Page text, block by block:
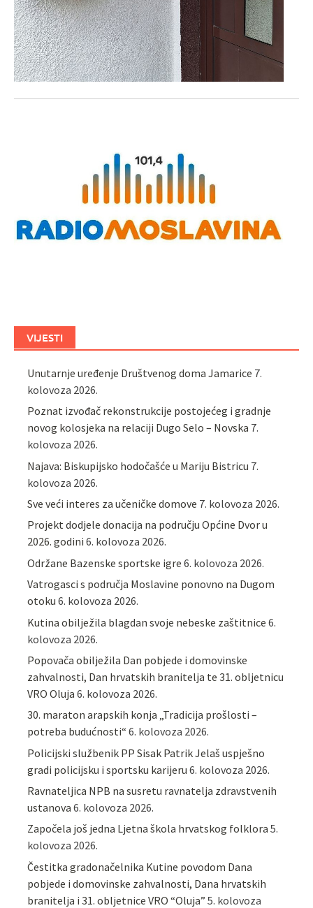
VIJESTI
Unutarnje uređenje Društvenog doma Jamarice 7.
kolovoza 2026.
Poznat izvođač rekonstrukcije postojećeg i gradnje
novog kolosjeka na relaciji Dugo Selo – Novska 7.
kolovoza 2026.
Najava: Biskupijsko hodočašće u Mariju Bistricu 7.
kolovoza 2026.
Sve veći interes za učeničke domove 7. kolovoza 2026.
Projekt dodjele donacija na području Općine Dvor u
2026. godini 6. kolovoza 2026.
Održane Bazenske sportske igre 6. kolovoza 2026.
Vatrogasci s područja Moslavine ponovno na Dugom
otoku 6. kolovoza 2026.
Kutina obilježila blagdan svoje nebeske zaštitnice 6.
kolovoza 2026.
Popovača obilježila Dan pobjede i domovinske
zahvalnosti, Dan hrvatskih branitelja te 31. obljetnicu
VRO Oluja 6. kolovoza 2026.
30. maraton arapskih konja „Tradicija prošlosti –
potreba budućnosti“ 6. kolovoza 2026.
Policijski službenik PP Sisak Patrik Jelaš uspješno
gradi policijsku i sportsku karijeru 6. kolovoza 2026.
Ravnateljica NPB na susretu ravnatelja zdravstvenih
ustanova 6. kolovoza 2026.
Započela još jedna Ljetna škola hrvatskog folklora 5.
kolovoza 2026.
Čestitka gradonačelnika Kutine povodom Dana
pobjede i domovinske zahvalnosti, Dana hrvatskih
branitelja i 31. obljetnice VRO “Oluja” 5. kolovoza